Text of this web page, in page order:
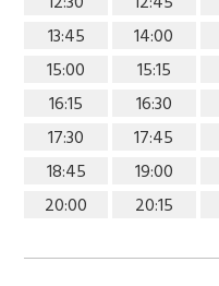
13:45
14:00
15:00
15:15
16:15
16:30
17:30
17:45
18:45
19:00
20:00
20:15